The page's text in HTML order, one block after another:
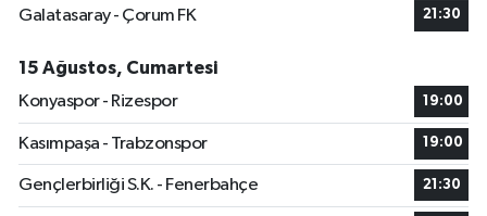
Galatasaray - Çorum FK
21:30
15 Ağustos, Cumartesi
Konyaspor - Rizespor
19:00
Kasımpaşa - Trabzonspor 19:00
Gençlerbirliği S.K. - Fenerbahçe 21:30